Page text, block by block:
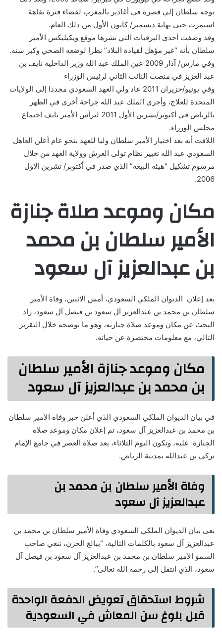
توجه سلطان إلي قصره في أغادير بالمغرب لقضاء فترة نقاهة
استمرت حتى نهاية ديسمبر/ كانون الأول من ذلك العام.
وقد وصفت أحدى البرقيات التي نشرها موقع ويكيليكس الأمير
سلطان بأنه “غير مؤهل لقيادة البلاد” نظرا لوضعه الصحي وكبر سنه.
وفي مارس/ آذار 2009 عين الملك عبد الله وزير الداخلية نايف بن
عبد العزيز في منصب النائب الثاني لرئيس الوزراء
وفي يونيو/حزيران 2011 عاد ولي العهد السعودي مجددا إلى الولايات
المتحدة للعلاج، وأجرى الملك عبد الله جراحة أخرى في الظهر
بالرياض في أكتوبر/تشرين الأول 2011 ليرأس الأمير نايف اجتماع
مجلس الوزراء.
اللافت أنه بعد اختيار الأمير سلطان وليا للعهد بنحو عام أعلن العاهل
السعودي عبد الله تغيير نظام تولى العرش وولاية العهد من خلال
مرسوم تشكيل “هيئة البيعة” الذي صدر في أكتوبر/ تشرين الاول
2006.
مكان وموعد صلاة جنازة
الأمير سلطان بن محمد
بن عبدالعزيز آل سعود
بعد إعلان الديوان الملكي السعودي، أمس الاثنين، وفاة الأمير
سلطان بن محمد بن عبدالعزيز آل سعود بن فيصل آل سعود، زاد
البحث عن مكان وموعد صلاة جنازته، وهو ما نوضحه خلال التقرير
التالي، مع معلومات مختصرة عن حياته.
مكان وموعد جنازة الأمير سلطان
بن محمد بن عبدالعزيز آل سعود
في بيان الديوان الملكي السعودي الذي أعلن خبر وفاة الأمير سلطان
بن محمد بن عبدالعزيز آل سعود، تم إعلان مكان وموعد صلاة
الجنازة عليه، وتكون اليوم الثلاثاء، بعد صلاة العصر في جامع الإمام
تركي بن عبدالله بمدينة الرياض.
وفاة الأمير سلطان بن محمد بن
عبدالعزيز آل سعود
نعى بيان الديوان الملكي السعودي وفاة الأمير سلطان بن محمد بن
عبدالعزيز آل سعود بالكلمات التالية، “ببالغ الحزن، ننعي صاحب
السمو الأمير سلطان بن محمد بن عبدالعزيز آل سعود بن فيصل آل
سعود، الذي انتقل إلى رحمة الله تعالى”.
شروط استحقاق تعويض الدفعة الواحدة
قبل بلوغ سن المعاش في السعودية